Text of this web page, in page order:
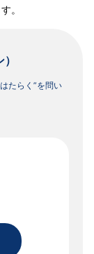
。
たらく”を問い